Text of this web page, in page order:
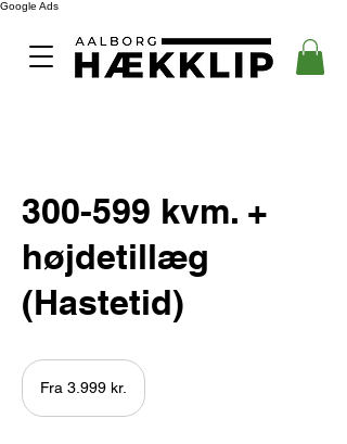
Google Ads
300-599 kvm. +
højdetillæg
(Hastetid)
Fra
3.999
danske
kroner
Fra 3.999 kr.